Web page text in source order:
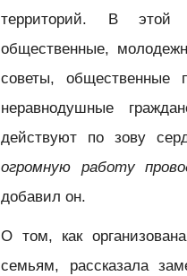
территорий. В этой
общественные,
советы, общественные
неравнодушные
действуют по зову
огромную работу
добавил он.
О том, как
семьям, рассказала